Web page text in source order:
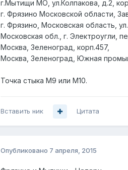
г.Мытищи МО, ул.Колпакова, д.2,
г. Фрязино Московской области,
г. Фрязино, Московская область,
Московская обл., г. Электроугли,
Москва, Зеленоград, корп.457,
Москва, Зеленоград, Южная
Точка стыка М9 или М10.
Вставить ник Цитата
Опубликовано 7 апреля, 2015